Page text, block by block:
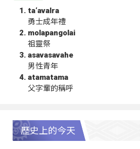
ta‘avalra
勇士成年禮
molapangolai
祖靈祭
asavasavahe
男性青年
atamatama
父字輩的稱呼
歷史上的今天